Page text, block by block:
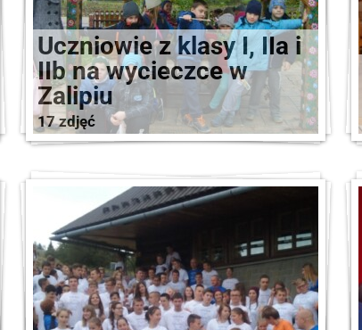
Uczniowie z klasy I, IIa i
IIb na wycieczce w
Zalipiu
17 zdjęć